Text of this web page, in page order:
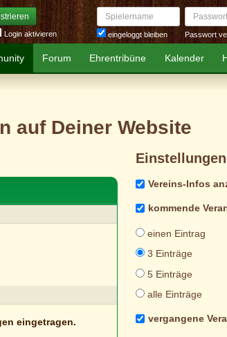
Login aktivieren
Spielername
eingeloggt bleiben
Passwort
Passwort
Forum Ehrentribüne Kalender
auf Deiner Website
eingetragen.
Einstellungen
Vereins-Infos
kommende
einen Eintrag
3 Einträge
5 Einträge
alle Einträge
vergangene